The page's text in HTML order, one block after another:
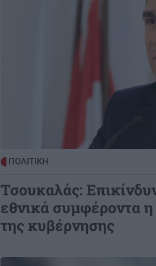
ΠΟΛΙΤΙΚΗ
Τσουκαλάς:
εθνικά συμφέροντα
της κυβέρνησης